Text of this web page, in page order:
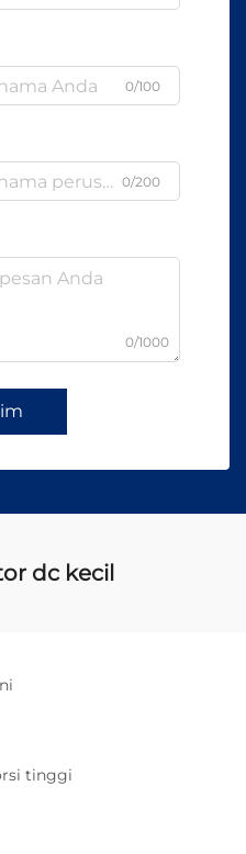
0/100
0/200
0/1000
dc kecil
tinggi